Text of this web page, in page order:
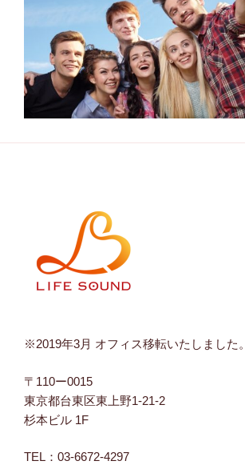
※2019年3月 オフィス移転いたしました。
〒110ー0015
東京都台東区東上野1-21-2
杉本ビル 1F
TEL：03-6672-4297